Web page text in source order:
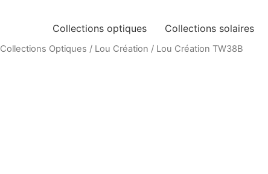
Collections optiques Collections solaires
Collections Optiques / Lou Création / Lou Création TW38B